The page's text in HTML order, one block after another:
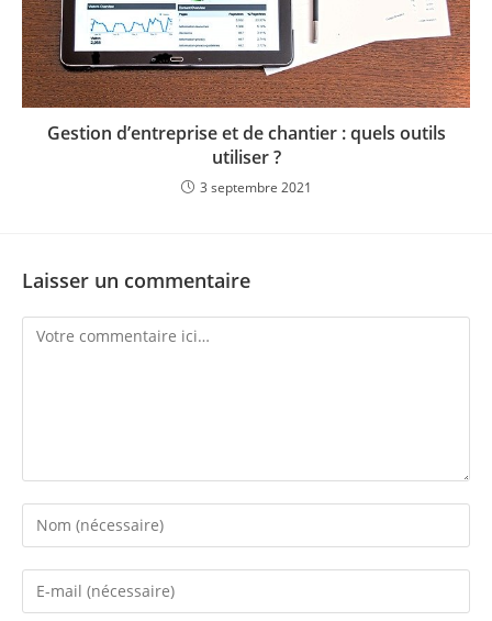
Gestion d’entreprise et de chantier : quels outils
utiliser ?
3 septembre 2021
Laisser un commentaire